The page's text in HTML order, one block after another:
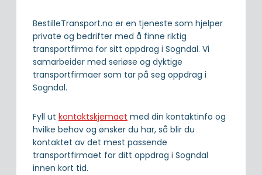
BestilleTransport.no er en tjeneste som hjelper
private og bedrifter med å finne riktig
transportfirma for sitt oppdrag i Sogndal. Vi
samarbeider med seriøse og dyktige
transportfirmaer som tar på seg oppdrag i
Sogndal.
Fyll ut kontaktskjemaet med din kontaktinfo og
hvilke behov og ønsker du har, så blir du
kontaktet av det mest passende
transportfirmaet for ditt oppdrag i Sogndal
innen kort tid.